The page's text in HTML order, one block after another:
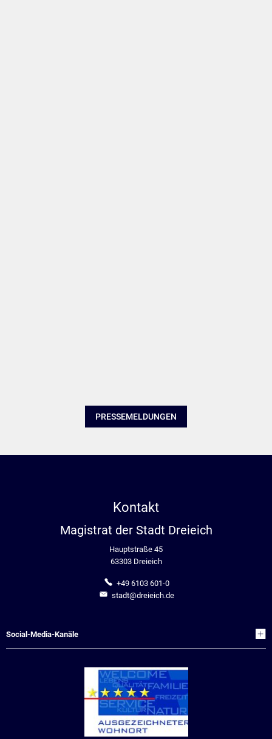
PRESSEMELDUNGEN
Kontakt
Magistrat der Stadt Dreieich
Hauptstraße 45
63303 Dreieich
+49 6103 601-0
stadt@dreieich.de
Social-Media-Kanäle